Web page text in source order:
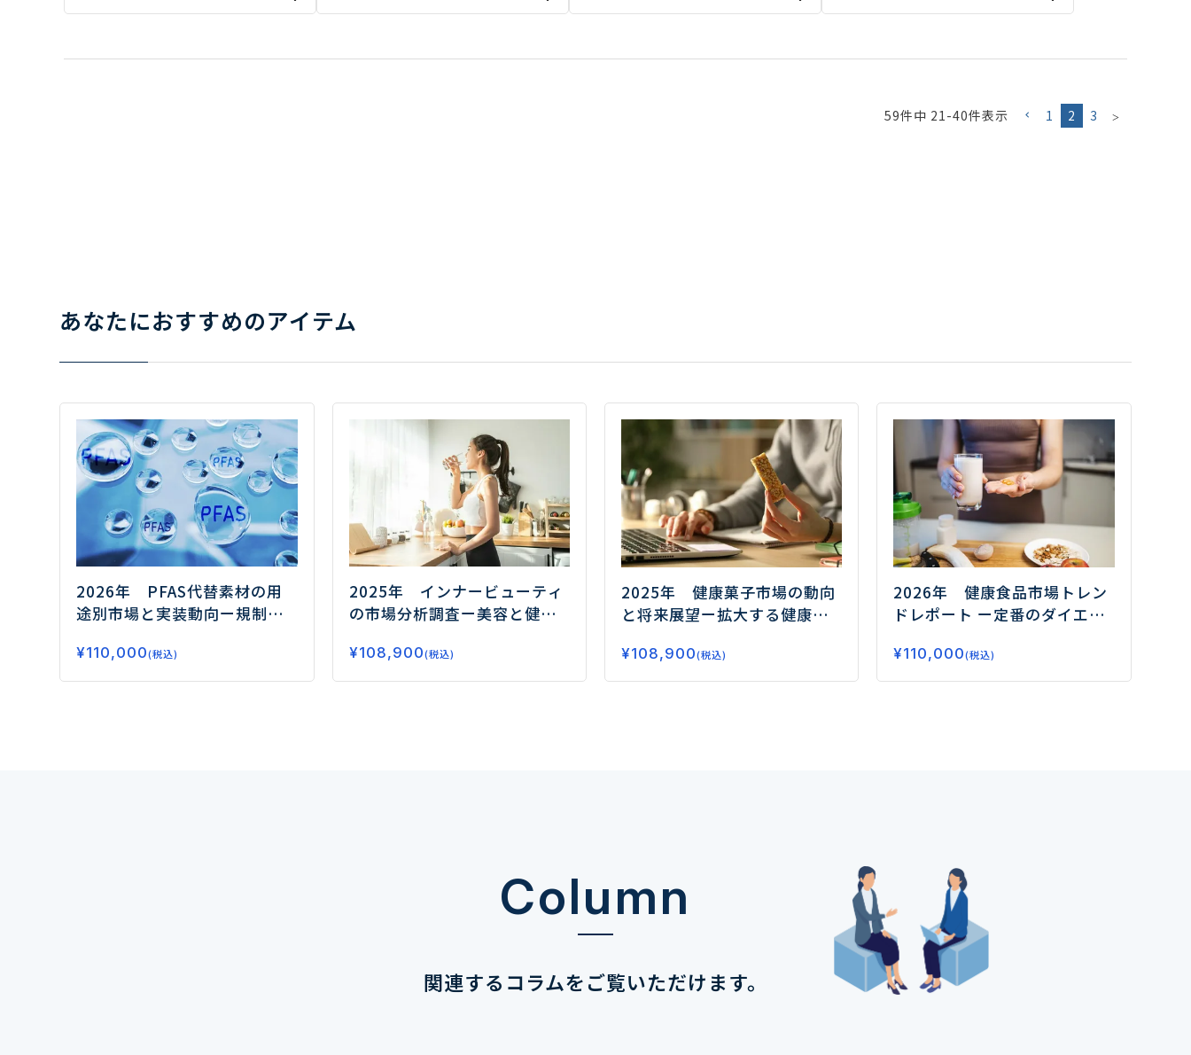
59件中 21-40件表示 1 2 3
あなたにおすすめのアイテム
2026年 PFAS代替素材の用
途別市場と実装動向ー規制対
力競争の勝ち筋ー
¥110,000(税込)
2025年 インナービューティ
の市場分析調査ー美容と健康
¥108,900(税込)
2025年 健康菓子市場の動向
と将来展望ー拡大する健康需
¥108,900(税込)
2026年 健康食品市場トレン
ドレポート ー定番のダイエッ
ア、グミサプリまでデータで
読み解く市場の未来ー
¥110,000(税込)
Column
関連するコラムをご覧いただけます。